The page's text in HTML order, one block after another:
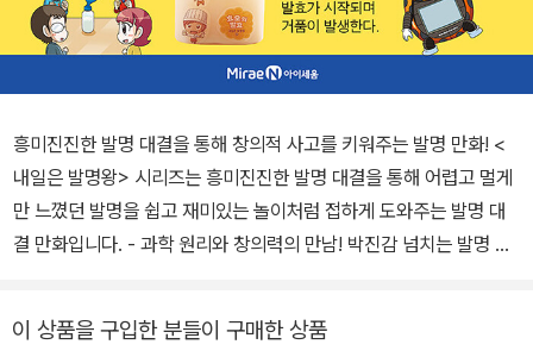
흥미진진한 발명 대결을 통해 창의적 사고를 키워주는 발명 만화! <
내일은 발명왕> 시리즈는 흥미진진한 발명 대결을 통해 어렵고 멀게
만 느꼈던 발명을 쉽고 재미있는 놀이처럼 접하게 도와주는 발명 대
결 만화입니다. - 과학 원리와 창의력의 만남! 박진감 넘치는 발명 대
주인공 스스로 문제점을 인식하고 해결책을 찾는 과정에서 과학 교과
이 상품을 구입한 분들이 구매한 상품